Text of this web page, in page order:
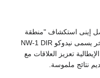
إينى استكشاف "منطقة
نوروس الكبرى" بحفر بئر استكشافى آخر يسمى نيدوكو NW-1 DIR
تعزيز العلاقات مع
نتائج ملموسة.